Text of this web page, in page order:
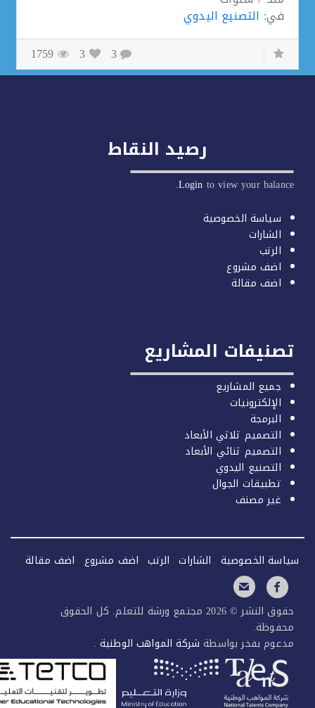
التصنيع اليدوي
3
1759
رصيد النقاط
Loginto view your
سياسة الخصوصية
الشارات
الرتب
اضف مشروع
اضف مقالة
المشاريع
جميع المشاريع
الإلكترونيات
البرمجة
التصميم ثلاثي الأبعاد
التصميم ثنائي الأبعاد
التصنيع اليدوي
تطبيقات الجوال
غير مصنف
الخصوصية الشارات الرتب اضف مشروع اضف مقالة
حقوق النشر © 2026 مجتمع ورشة للتعلم. كل الحقوق
بفخر بواسطةشركة المواهب الوطنية.